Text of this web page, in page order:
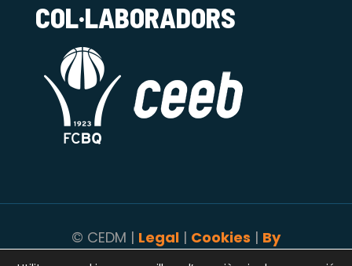
COL·LABORADORS
© CEDM | Legal | Cookies | By